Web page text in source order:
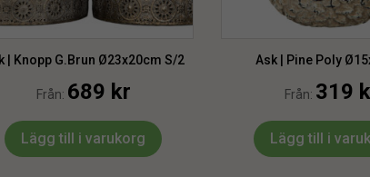
| Knopp G.Brun Ø23x20cm S/2
Från: 689 kr
Lägg till i varukorg
Ask | Pine Poly
Från: 319
Lägg till i